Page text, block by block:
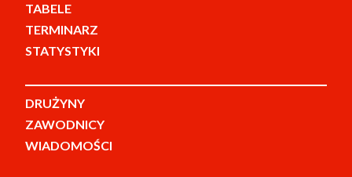
TABELE
TERMINARZ
STATYSTYKI
DRUŻYNY
ZAWODNICY
WIADOMOŚCI